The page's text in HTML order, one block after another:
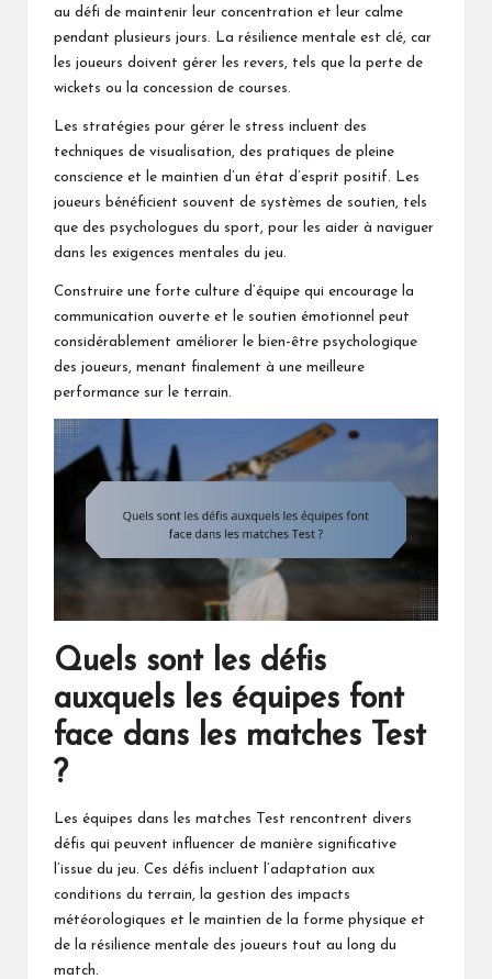
au défi de maintenir leur concentration et leur calme
pendant plusieurs jours. La résilience mentale est clé, car
les joueurs doivent gérer les revers, tels que la perte de
wickets ou la concession de courses.
Les stratégies pour gérer le stress incluent des
techniques de visualisation, des pratiques de pleine
conscience et le maintien d’un état d’esprit positif. Les
joueurs bénéficient souvent de systèmes de soutien, tels
que des psychologues du sport, pour les aider à naviguer
dans les exigences mentales du jeu.
Construire une forte culture d’équipe qui encourage la
communication ouverte et le soutien émotionnel peut
considérablement améliorer le bien-être psychologique
des joueurs, menant finalement à une meilleure
performance sur le terrain.
Quels sont les défis
auxquels les équipes font
face dans les matches Test
?
Les équipes dans les matches Test rencontrent divers
défis qui peuvent influencer de manière significative
l’issue du jeu. Ces défis incluent l’adaptation aux
conditions du terrain, la gestion des impacts
météorologiques et le maintien de la forme physique et
de la résilience mentale des joueurs tout au long du
match.